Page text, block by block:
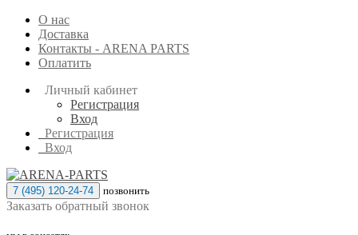
О нас
Доставка
Контакты - ARENA PARTS
Оплатить
Личный кабинет
Регистрация
Вход
Регистрация
Вход
7 (495) 120-24-74 позвонить
Заказать обратный звонок